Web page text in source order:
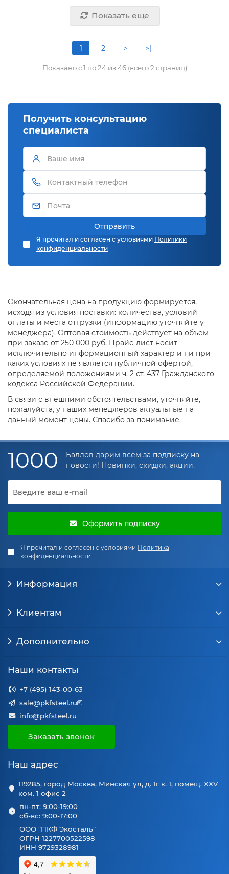
Показать еще
1 2 > >|
Показано с 1 по 24 из 46 (всего 2 страниц)
Получить консультацию
специалиста
Отправить
Я прочитал и согласен с условиями Политики
конфиденциальности
Окончательная цена на продукцию формируется,
исходя из условия поставки: количества, условий
оплаты и места отгрузки (информацию уточняйте у
менеджера). Оптовая стоимость действует на объём
при заказе от 250 000 руб. Прайс-лист носит
исключительно информационный характер и ни при
каких условиях не является публичной офертой,
определяемой положениями ч. 2 ст. 437 Гражданского
кодекса Российской Федерации.
В связи с внешними обстоятельствами, уточняйте,
пожалуйста, у наших менеджеров актуальные на
данный момент цены. Спасибо за понимание.
1000
Баллов дарим всем за подписку на
новости! Новинки, скидки, акции.
Оформить подписку
Я прочитал и согласен с условиями Политика
конфиденциальности
Информация
Клиентам
Дополнительно
Наши контакты
+7 (495) 143-00-63
sale@pkfsteel.ru
info@pkfsteel.ru
Заказать звонок
Наш адрес
119285, город Москва, Минская ул, д. 1г к. 1, помещ. XXV
ком. 1 офис 2
пн-пт: 9:00-19:00
сб-вс: 9:00-17:00
ООО "ПКФ Экосталь"
ОГРН 1227700522598
ИНН 9729328981